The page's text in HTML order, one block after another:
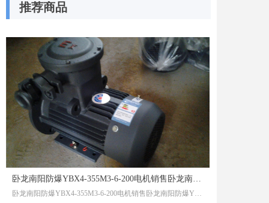
卧龙南阳防爆YBX4-355M3-6-200电机销售卧龙南阳防爆YBX4电机层层解锁‼直播开场叠叠乐
卧龙南阳防爆YBX4-355M3-6-200电机销售卧龙南阳防爆YBX4电机层层解锁‼直播开场叠叠乐电动机在工作时需要消耗电力，其运行过程中的电流变化对电动机的性能、寿命及系统的安全性都有着重要影响。在许多电动机的应用中，起动电流是一个不可忽视的参数。电动机起动电流，又称为启动电流，是指电动机在启动瞬间所需的电流。这个电流的大小通常会远高于电动机在正常运行状态下的工作电流。起动电流的瞬时价值对电动机的性能和使用环境有直接的影响。对于异步电动机，起动电流一般是额定工作电流的4到7倍，而对于直流电动机，起动电流的大小也往往是正常工作电流的数倍3
推荐商品